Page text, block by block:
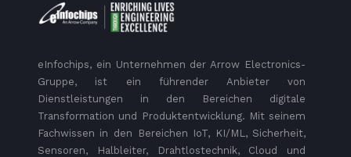
eInfochips, ein Unternehmen der Arrow Electronics-
Gruppe, ist ein führender Anbieter von
Dienstleistungen in den Bereichen digitale
Transformation und Produktentwicklung. Mit seinem
Fachwissen in den Bereichen IoT, KI/ML, Sicherheit,
Sensoren, Halbleiter, Drahtlostechnik, Cloud und